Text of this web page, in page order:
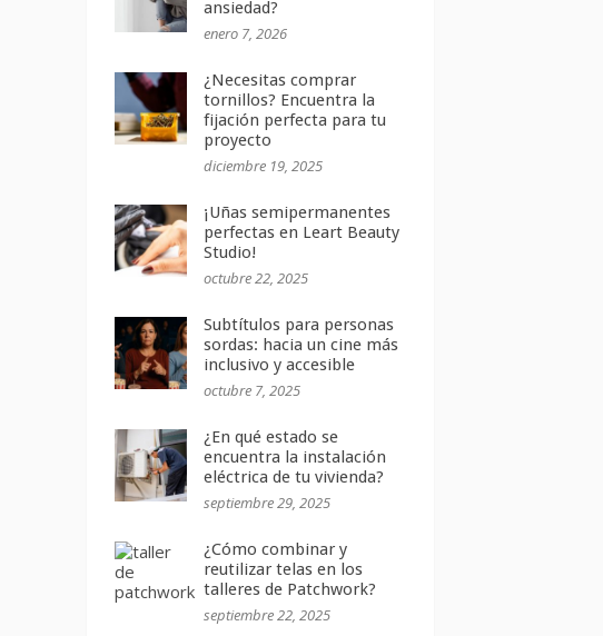
ansiedad?
enero 7, 2026
¿Necesitas comprar
tornillos? Encuentra la
fijación perfecta para tu
proyecto
diciembre 19, 2025
¡Uñas semipermanentes
perfectas en Leart Beauty
Studio!
octubre 22, 2025
Subtítulos para personas
sordas: hacia un cine más
inclusivo y accesible
octubre 7, 2025
¿En qué estado se
encuentra la instalación
eléctrica de tu vivienda?
septiembre 29, 2025
¿Cómo combinar y
reutilizar telas en los
talleres de Patchwork?
septiembre 22, 2025